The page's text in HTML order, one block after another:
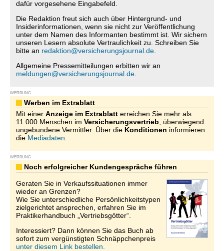
dafür vorgesehene Eingabefeld.
Die Redaktion freut sich auch über Hintergrund- und
Insiderinformationen, wenn sie nicht zur Veröffentlichung
unter dem Namen des Informanten bestimmt ist. Wir sichern
unseren Lesern absolute Vertraulichkeit zu. Schreiben Sie
bitte an redaktion@versicherungsjournal.de
Allgemeine Pressemitteilungen erbitten wir an
meldungen@versicherungsjournal.de
WERBUNG
Werben im Extrablatt
Mit einer Anzeige im Extrablatt erreichen Sie mehr als
11.000 Menschen im Versicherungsvertrieb , überwiegend
ungebundene Vermittler. Über die Konditionen informieren
die Mediadaten
WERBUNG
Noch erfolgreicher Kundengespräche führen
Geraten Sie in Verkaufssituationen immer
wieder an Grenzen?
Wie Sie unterschiedliche Persönlichkeitstypen
zielgerichtet ansprechen, erfahren Sie im
Praktikerhandbuch „Vertriebsgötter“.
Interessiert? Dann können Sie das Buch ab
sofort zum vergünstigten Schnäppchenpreis
unter diesem Link bestellen.